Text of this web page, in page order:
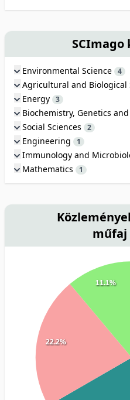
Environmental Science 4
Agricultural and Biological
Energy 3
Biochemistry, Genetics
Social Sciences 2
Engineering 1
Immunology and
Mathematics 1
műfaj
22.2%
11.1%